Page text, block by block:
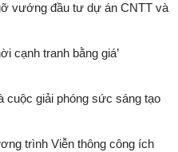
vướng đầu tư dự án CNTT và
cạnh tranh bằng giá’
cuộc giải phóng sức sáng tạo
trình Viễn thông công ích